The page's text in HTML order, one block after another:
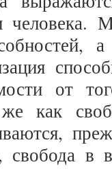
от
же как
свобода в